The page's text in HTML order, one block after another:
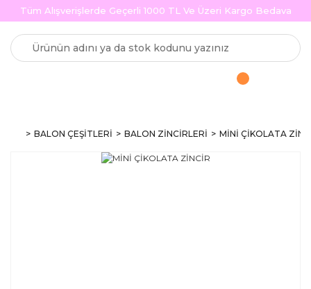
Tüm Alışverişlerde Geçerli 1000 TL Ve Üzeri Kargo Bedava
BALON ÇEŞİTLERİ BALON ZİNCİRLERİ MİNİ ÇİKOLATA